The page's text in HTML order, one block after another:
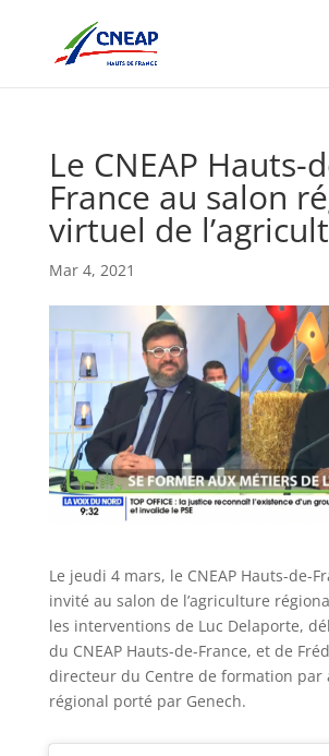
Le CNEAP Hauts-
France au salon
virtuel de
Mar 4, 2021
Le jeudi 4 mars, le CNEAP Hauts-de-
invité au salon de l’agriculture
les interventions de Luc Delaporte,
du CNEAP Hauts-de-France, et de
directeur du Centre de formation par
régional porté par Genech.